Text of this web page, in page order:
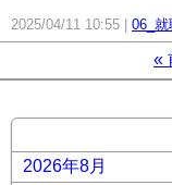
2025/04/11 10:55 06_
«
2026年8月